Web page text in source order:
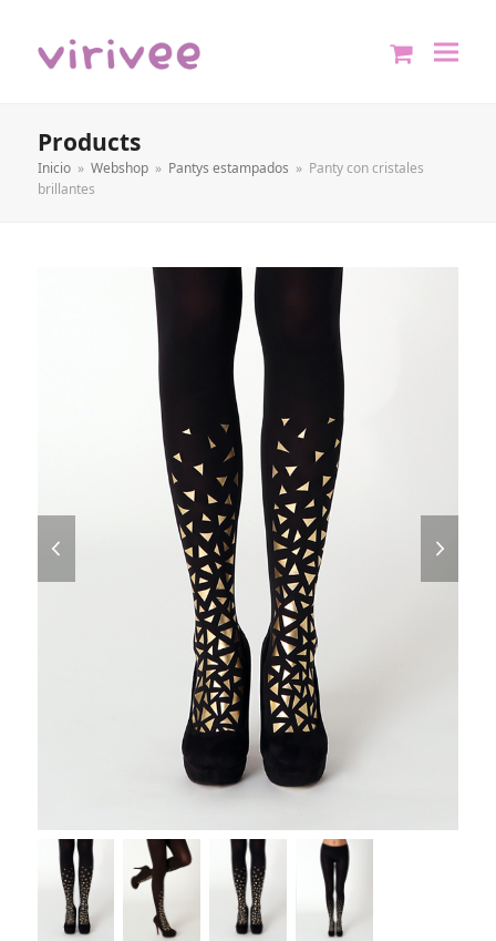
Products
Inicio » Webshop » Pantys estampados » Panty con cristales
brillantes
slide
slide